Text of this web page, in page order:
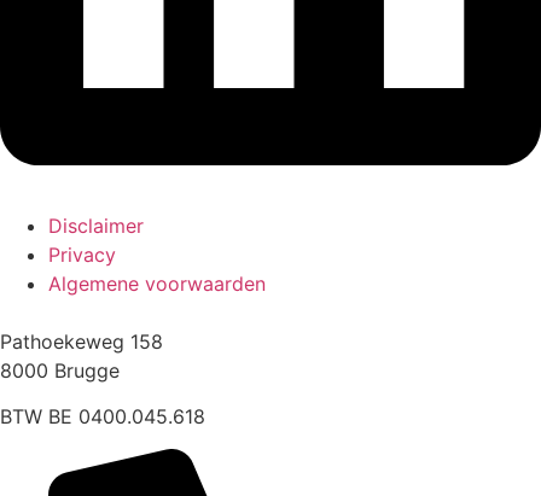
Disclaimer
Privacy
Algemene voorwaarden
Pathoekeweg 158
8000 Brugge
BTW BE 0400.045.618